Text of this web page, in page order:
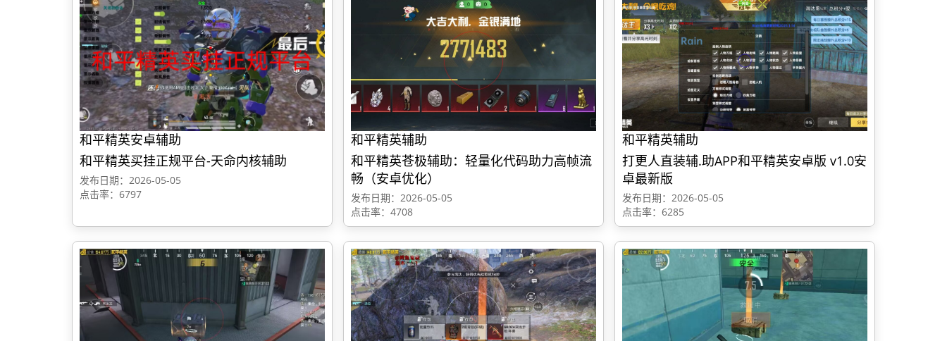
和平精英安卓辅助
和平精英买挂正规平台-天命内核辅助
发布日期：2026-05-05
点击率：6797
和平精英辅助
和平精英苍极辅助：轻量化代码助力高帧流
畅（安卓优化）
发布日期：2026-05-05
点击率：4708
和平精英辅助
打更人直装辅.助APP和平精英安卓版 v1.0安
卓最新版
发布日期：2026-05-05
点击率：6285